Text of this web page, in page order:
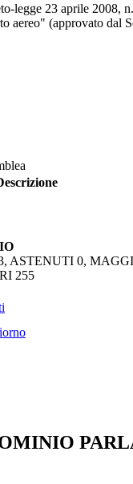
legge 23 aprile 2008,
aereo" (approvato dal
ASTENUTI 0,
255